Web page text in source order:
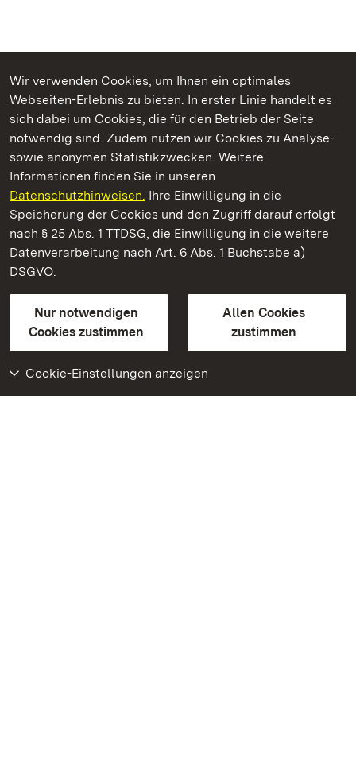
Wir verwenden Cookies, um Ihnen ein optimales
Webseiten-Erlebnis zu bieten. In erster Linie handelt es
sich dabei um Cookies, die für den Betrieb der Seite
notwendig sind. Zudem nutzen wir Cookies zu Analyse-
sowie anonymen Statistikzwecken. Weitere
Informationen finden Sie in unseren
Datenschutzhinweisen. Ihre Einwilligung in die
Speicherung der Cookies und den Zugriff darauf erfolgt
nach § 25 Abs. 1 TTDSG, die Einwilligung in die weitere
Datenverarbeitung nach Art. 6 Abs. 1 Buchstabe a)
DSGVO.
Nur notwendigen
Cookies zustimmen
Allen Cookies
zustimmen
Cookie-Einstellungen anzeigen
Kommen. Staunen. Genießen.
Staatliche Schlösser und Gärten Baden‑Württemberg
Staatliche Schlösser und Gärten Baden-Württemberg
Kontakt
GebärdenspracheLeichte Sprache
Erklärung zur Barrierefreiheit
BITV-konform (geprüfte Seiten)
Weiteres